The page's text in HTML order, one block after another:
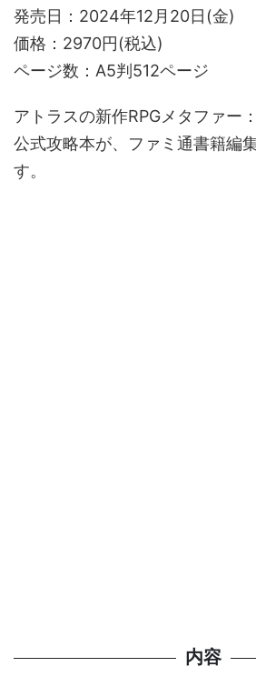
発売日：2024年12月20日(金)
価格：2970円(税込)
ページ数：A5判512ページ
アトラスの新作RPGメタファー
公式攻略本が、ファミ通書籍編
す。
内容